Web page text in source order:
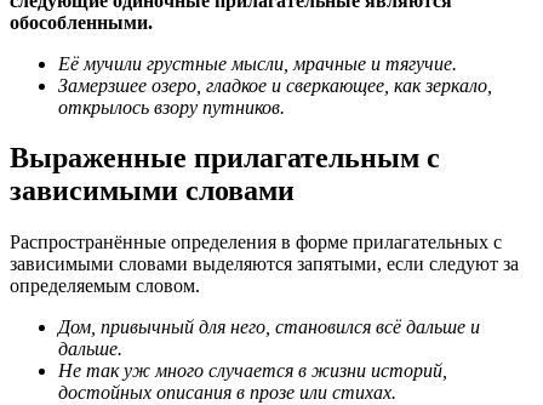
обособленными.
Её мучили грустные мысли, мрачные и тягучие.
Замерзшее озеро, гладкое и сверкающее, как зеркало,
открылось взору путников.
Выраженные прилагательным с
зависимыми словами
Распространённые определения в форме прилагательных с
зависимыми словами выделяются запятыми, если следуют за
определяемым словом.
Дом, привычный для него, становился всё дальше и
дальше.
Не так уж много случается в жизни историй,
достойных описания в прозе или стихах.